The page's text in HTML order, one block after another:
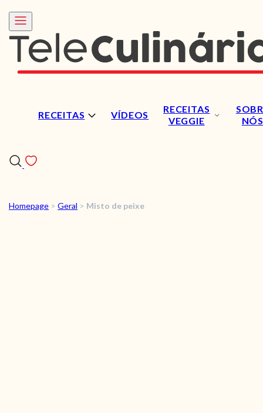
RECEITAS VÍDEOS
RECEITAS
VEGGIE
NÓS
RECEITAS
Homepage > Geral > Misto de peixe